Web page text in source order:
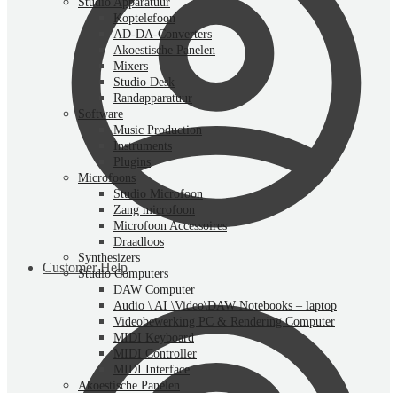
Customer Help
Koptelefoon
AD-DA-Converters
Akoestische Panelen
Mixers
Studio Desk
Randapparatuur
Software
Music Production
Instruments
Plugins
Microfoons
Studio Microfoon
Zang microfoon
Microfoon Accessoires
Draadloos
Synthesizers
Studio Computers
DAW Computer
Audio \ AI \Video\DAW Notebooks – laptop
Videobewerking PC & Rendering Computer
MIDI Keyboard
MIDI Controller
MIDI Interface
Akoestische Panelen